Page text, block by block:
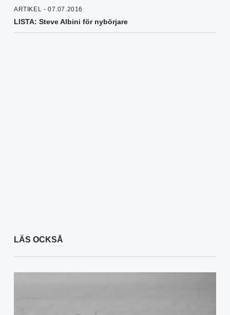
ARTIKEL - 07.07.2016
LISTA: Steve Albini för nybörjare
LÄS OCKSÅ